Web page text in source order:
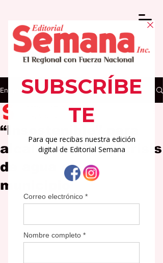
Entrada
“Insostenible” para
alcalde de Cidra crisis
de agua en su
municipio
2 min de lectura